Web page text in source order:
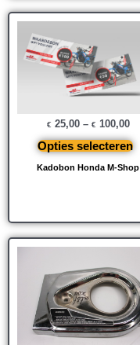
Kadobon Honda M-Shop
€ 25,00– € 100,00
Opties selecteren